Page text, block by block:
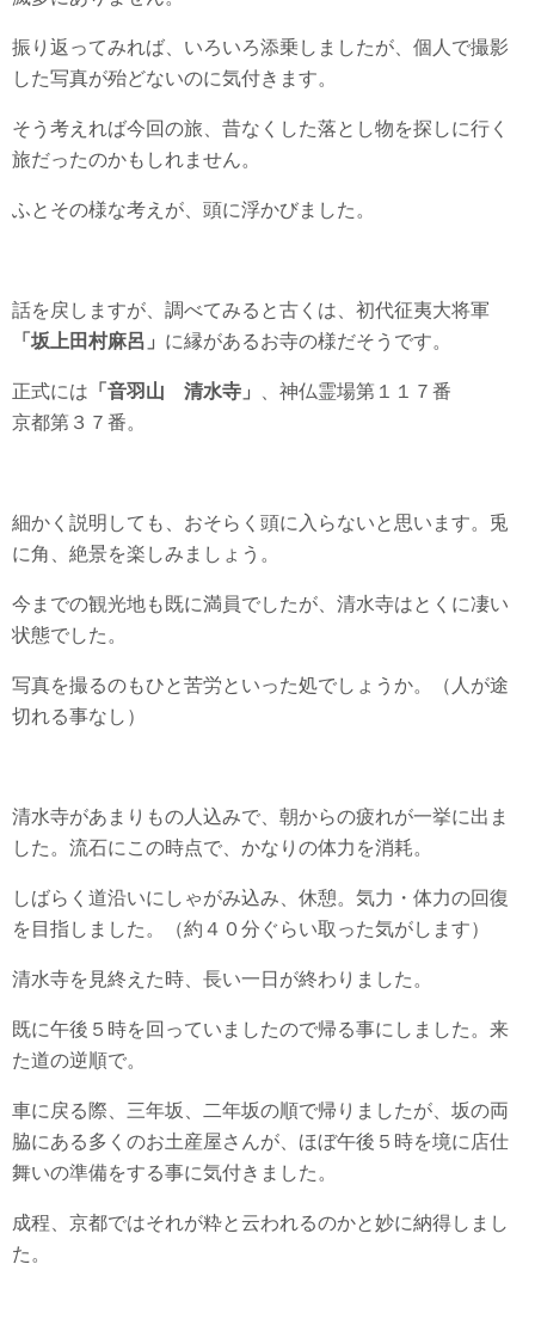
振り返ってみれば、いろいろ添乗しましたが、個人で撮影
した写真が殆どないのに気付きます。
そう考えれば今回の旅、昔なくした落とし物を探しに行く
旅だったのかもしれません。
ふとその様な考えが、頭に浮かびました。
話を戻しますが、調べてみると古くは、初代征夷大将軍
「坂上田村麻呂」 に縁があるお寺の様だそうです。
正式には 「音羽山 清水寺」
、神仏霊場第１１７番
京都第３７番。
細かく説明しても、おそらく頭に入らないと思います。兎
に角、絶景を楽しみましょう。
今までの観光地も既に満員でしたが、清水寺はとくに凄い
状態でした。
写真を撮るのもひと苦労といった処でしょうか。（人が途
切れる事なし）
清水寺があまりもの人込みで、朝からの疲れが一挙に出ま
した。流石にこの時点で、かなりの体力を消耗。
しばらく道沿いにしゃがみ込み、休憩。気力・体力の回復
を目指しました。（約４０分ぐらい取った気がします）
清水寺を見終えた時、長い一日が終わりました。
既に午後５時を回っていましたので帰る事にしました。来
た道の逆順で。
車に戻る際、三年坂、二年坂の順で帰りましたが、坂の両
脇にある多くのお土産屋さんが、ほぼ午後５時を境に店仕
舞いの準備をする事に気付きました。
成程、京都ではそれが粋と云われるのかと妙に納得しまし
た。